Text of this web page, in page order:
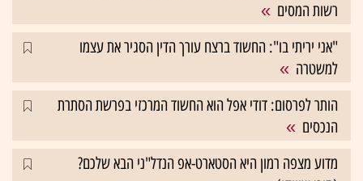
רשות המסים
"אני יריתי בו": החשוד ברצח עורך הדין הסגיר את עצמו
למשטרה
הותר לפרסום: דודי אפל הוא החשוד המרכזי בפרשת הסתרת
הנכסים
מדוע מצפה רמון היא הסטארט-אפ הנדל"ני הבא שלכם?